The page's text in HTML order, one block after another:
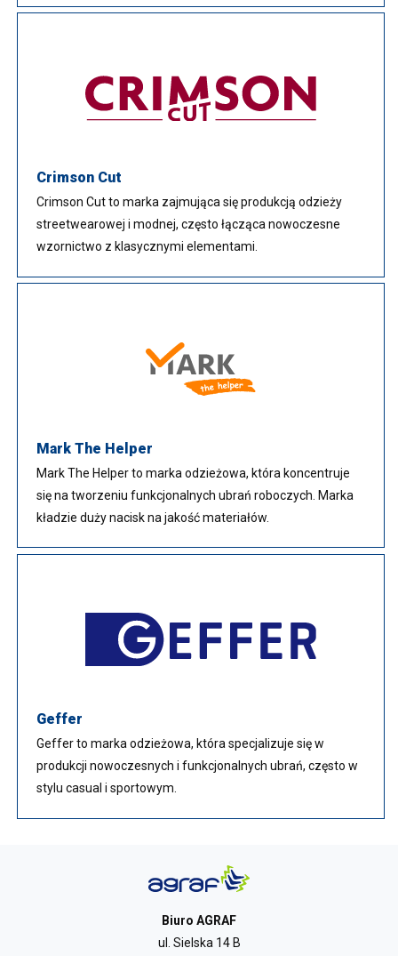
Crimson Cut
Crimson Cut to marka zajmująca się produkcją odzieży
streetwearowej i modnej, często łącząca nowoczesne
wzornictwo z klasycznymi elementami.
Mark The Helper
Mark The Helper to marka odzieżowa, która koncentruje
się na tworzeniu funkcjonalnych ubrań roboczych. Marka
kładzie duży nacisk na jakość materiałów.
Geffer
Geffer to marka odzieżowa, która specjalizuje się w
produkcji nowoczesnych i funkcjonalnych ubrań, często w
stylu casual i sportowym.
Biuro AGRAF
ul. Sielska 14 B